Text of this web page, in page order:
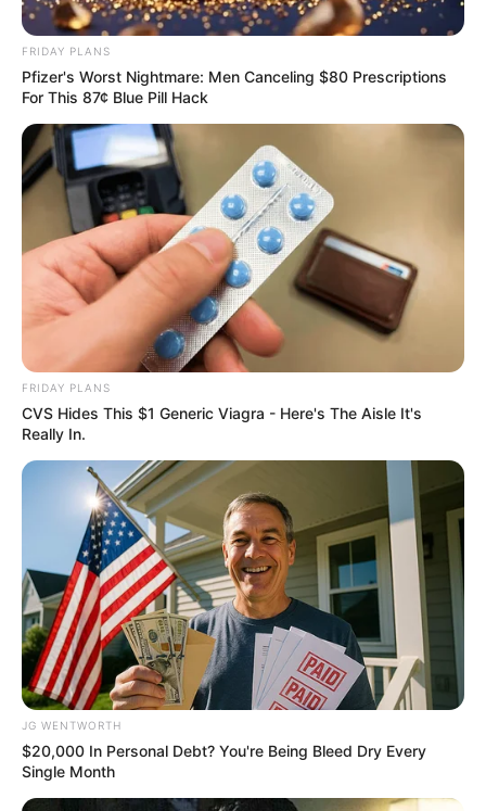
Why this ordinary drink is the secret to feeling your
best every day
CTA FAVORITE
Did You Notice How Natural Simba’s Movements
Looked In The Movie?
BRAINBERRIES
FRIDAY PLANS
Pfizer's Worst Nightmare: Men Canceling $80 Prescriptions
For This 87¢ Blue Pill Hack
FRIDAY PLANS
CVS Hides This $1 Generic Viagra - Here's The Aisle It's
Really In.
JG WENTWORTH
$20,000 In Personal Debt? You're Being Bleed Dry Every
Single Month